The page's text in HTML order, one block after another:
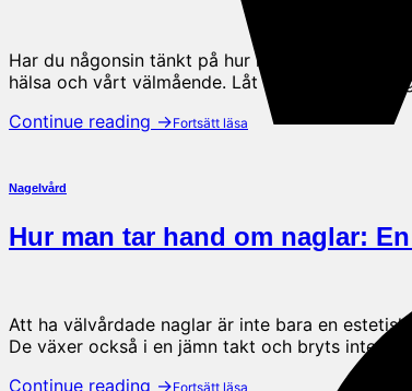
Har du någonsin tänkt på hur mycket våra
hälsa och vårt välmående. Låt oss dyka ner i
Continue reading →
Nagelvård
Hur man tar hand om naglar:
Att ha välvårdade naglar är inte bara en
De växer också i en jämn takt och bryts inte
Continue reading →